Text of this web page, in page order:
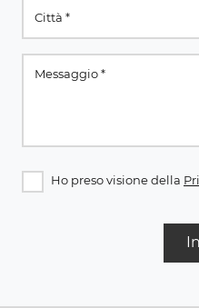
Ho preso visione della